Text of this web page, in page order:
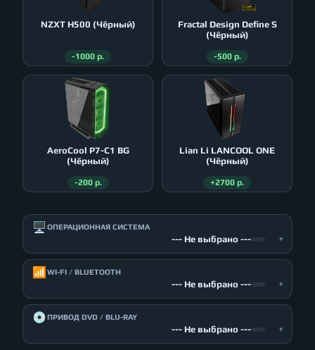
NZXT H500 (Чёрный)
-1000 р.
Fractal Design Define S
(Чёрный)
-500 р.
AeroСool P7-C1 BG
(Чёрный)
-200 р.
Lian Li LANCOOL ONE
(Чёрный)
+2700 р.
🖥️ ОПЕРАЦИОННАЯ СИСТЕМА
--- Не выбрано --- ▾
📶 WI-FI / BLUETOOTH
--- Не выбрано --- ▾
💿ПРИВОД DVD / BLU-RAY
--- Не выбрано --- ▾